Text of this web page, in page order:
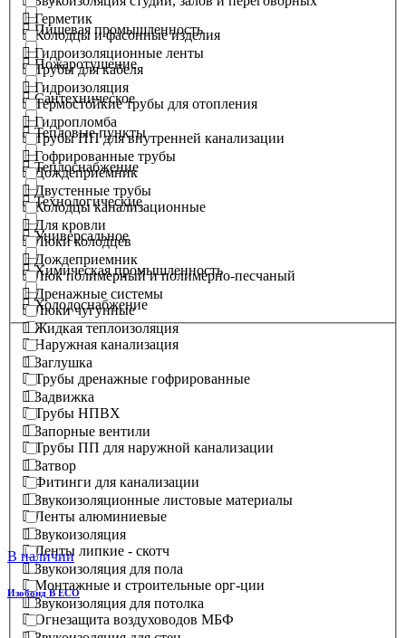
Колодцы и фасонные изделия
Трубы для кабеля
Термостойкие трубы для отопления
Трубы ПП для внутренней канализации
Дождеприемник
Колодцы канализационные
Люки колодцев
Люк полимерный и полимерно-песчаный
Люки чугунные
Наружная канализация
Трубы дренажные гофрированные
Трубы НПВХ
Трубы ПП для наружной канализации
Фитинги для канализации
Ленты алюминиевые
Ленты липкие - скотч
Монтажные и строительные орг-ции
Огнезащита воздуховодов МБФ
Пищевая промышленность
Пожаротушение
Сантехническое
Тепловые пункты
Теплоснабжение
Технологические
Универсальное
Химическая промышленность
Холодоснабжение
Герметик
Гидроизоляционные ленты
Гидроизоляция
Гидропломба
Гофрированные трубы
Двустенные трубы
Для кровли
Дождеприемник
Дренажные системы
Жидкая теплоизоляция
Заглушка
Задвижка
Запорные вентили
Затвор
Звукоизоляционные листовые материалы
Звукоизоляция
Звукоизоляция для пола
Звукоизоляция для потолка
В наличии
Изобонд В ECO